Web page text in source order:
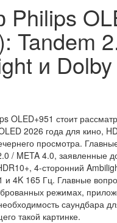
Philips
Tandem
и
OLED+951 стоит
2026 года для кино,
просмотра.
/ META 4.0, заявленные
4-сторонний
и 4K 165 Гц. Главные
режимах,
саундбара
такой картинке.